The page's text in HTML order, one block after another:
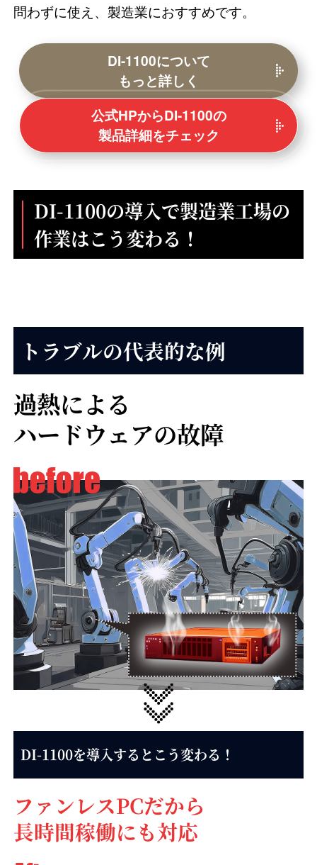
問わずに使え、製造業におすすめです。
DI-1100について
もっと詳しく
公式HPからDI-1100の
製品詳細をチェック
DI-1100の導入で製造業工場の
作業はこう変わる！
トラブルの代表的な例
過熱による
ハードウェアの故障
DI-1100を導入するとこう変わる！
ファンレスPCだから
長時間稼働にも対応